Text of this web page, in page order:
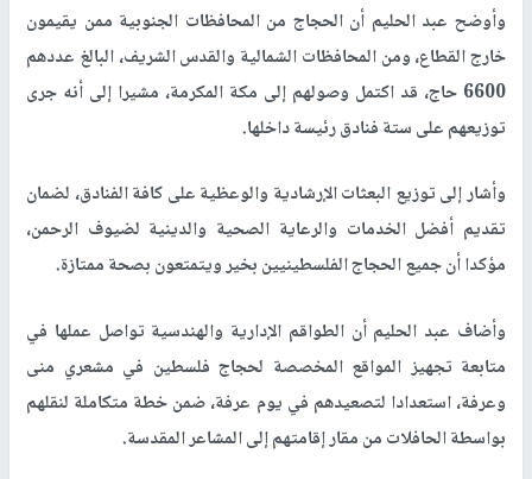
وأوضح عبد الحليم أن الحجاج من المحافظات الجنوبية ممن يقيمون
خارج القطاع، ومن المحافظات الشمالية والقدس الشريف، البالغ عددهم
6600 حاج، قد اكتمل وصولهم إلى مكة المكرمة، مشيرا إلى أنه جرى
توزيعهم على ستة فنادق رئيسة داخلها.
وأشار إلى توزيع البعثات الإرشادية والوعظية على كافة الفنادق، لضمان
تقديم أفضل الخدمات والرعاية الصحية والدينية لضيوف الرحمن،
مؤكدا أن جميع الحجاج الفلسطينيين بخير ويتمتعون بصحة ممتازة.
وأضاف عبد الحليم أن الطواقم الإدارية والهندسية تواصل عملها في
متابعة تجهيز المواقع المخصصة لحجاج فلسطين في مشعري منى
وعرفة، استعدادا لتصعيدهم في يوم عرفة، ضمن خطة متكاملة لنقلهم
بواسطة الحافلات من مقار إقامتهم إلى المشاعر المقدسة.